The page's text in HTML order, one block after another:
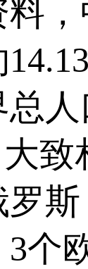
料
人
致
罗斯
个